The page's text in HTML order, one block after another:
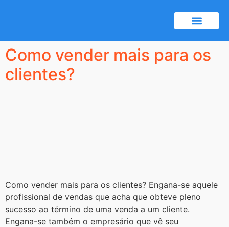
Como vender mais para os
clientes?
Como vender mais para os clientes? Engana-se aquele
profissional de vendas que acha que obteve pleno
sucesso ao término de uma venda a um cliente.
Engana-se também o empresário que vê seu